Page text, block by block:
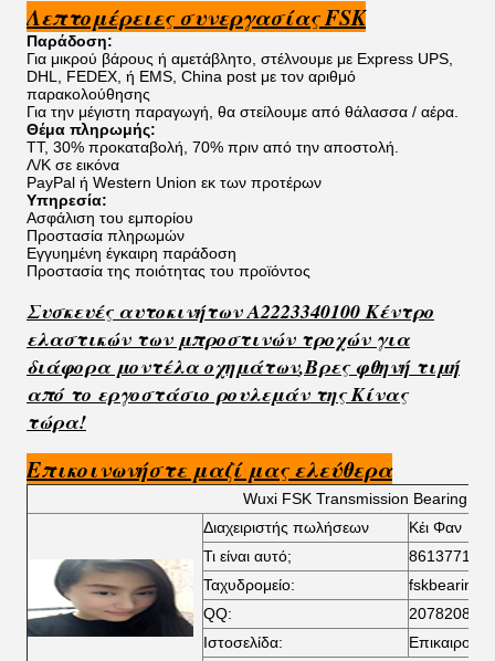
Λεπτομέρειες συνεργασίας FSK
Παράδοση:
Για μικρού βάρους ή αμετάβλητο, στέλνουμε με Express UPS,
DHL, FEDEX, ή EMS, China post με τον αριθμό
παρακολούθησης
Για την μέγιστη παραγωγή, θα στείλουμε από θάλασσα / αέρα.
Θέμα πληρωμής:
TT, 30% προκαταβολή, 70% πριν από την αποστολή.
Λ/Κ σε εικόνα
PayPal ή Western Union εκ των προτέρων
Υπηρεσία:
Ασφάλιση του εμπορίου
Προστασία πληρωμών
Εγγυημένη έγκαιρη παράδοση
Προστασία της ποιότητας του προϊόντος
Συσκευές αυτοκινήτων A2223340100 Κέντρο
ελαστικών των μπροστινών τροχών για
διάφορα μοντέλα οχημάτων,Βρες φθηνή τιμή
από το εργοστάσιο ρουλεμάν της Κίνας
τώρα!
Επικοινωνήστε μαζί μας ελεύθερα
Wuxi FSK Transmission Bearing
Διαχειριστής πωλήσεων
Κέι Φαν
Τι είναι αυτό;
Ταχυδρομείο:
QQ:
207820856
Ιστοσελίδα: